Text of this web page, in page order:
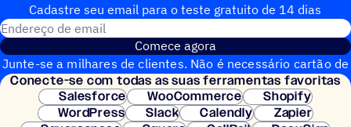
Cadastre seu email para o teste gratuito de 14 dias
Comece agora
Junte-se a milhares de clientes. Não é necessário cartão de
crédito. Configuração instantânea.
Conecte-se com todas as suas ferramentas favoritas
Salesforce
WooCommerce
Shopify
WordPress
Slack Calendly
Zapier